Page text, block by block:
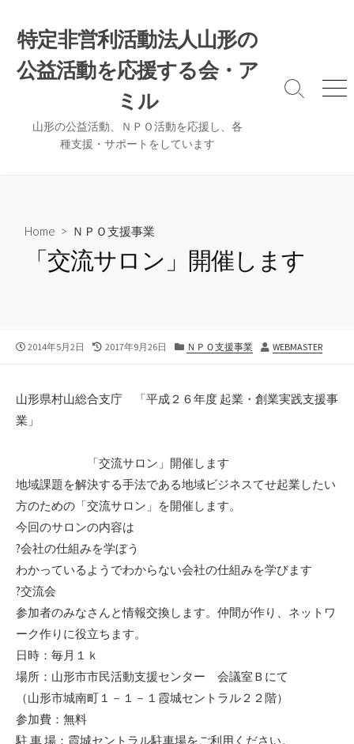
特定非営利活動法人山形の
公益活動を応援する会・ア
ミル
山形の公益活動、ＮＰＯ活動を応援し、各
種支援・サポートをしています
検
メ
Home > ＮＰＯ支援事業
「交流サロン」開催します
公
2014年5月2日
最
新
日
2017年9月26日
カ
ー
ＮＰＯ支援事業
作
WEBMASTER
山形県村山総合支庁 「平成２６年度 起業・創業実践支援事
業」
「交流サロン」開催します
地域課題を解決する手法である地域ビジネスてせ起業したい
方のための「交流サロン」を開催します。
今回のサロンの内容は
?会社の仕組みを学ぼう
わかっているようでわからない会社の仕組みを学びます
?交流会
参加者のみなさんと情報交換します。仲間が作り、ネットワ
ーク作りに役立ちます。
日時：毎月１ｋ
場所：山形市市民活動支援センター 会議室Ｂにて
（山形市城南町１－１－１霞城セントラル２２階）
参加費：無料
駐 車 場：霞城セントラル駐車場をご利用ください。